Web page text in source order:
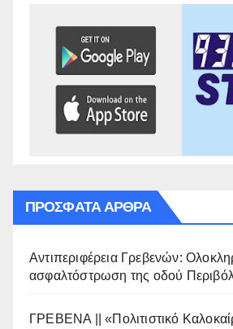
ΠΡΌΣΦΑΤΑ ΆΡΘΡΑ
Αντιπεριφέρεια Γρεβενών:
ασφαλτόστρωση της οδού
ΓΡΕΒΕΝΑ || «Πολιτιστικό